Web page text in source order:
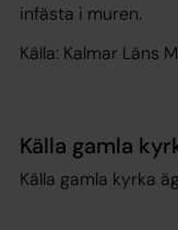
infästa i muren.
Källa: Kalmar Läns
Källa gamla
Källa gamla kyrka